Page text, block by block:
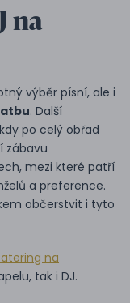
na
výběr písní, ale i
. Další
po celý obřad
zábavu
mezi které patří
a preference.
občerstvit i tyto
na
tak i DJ.